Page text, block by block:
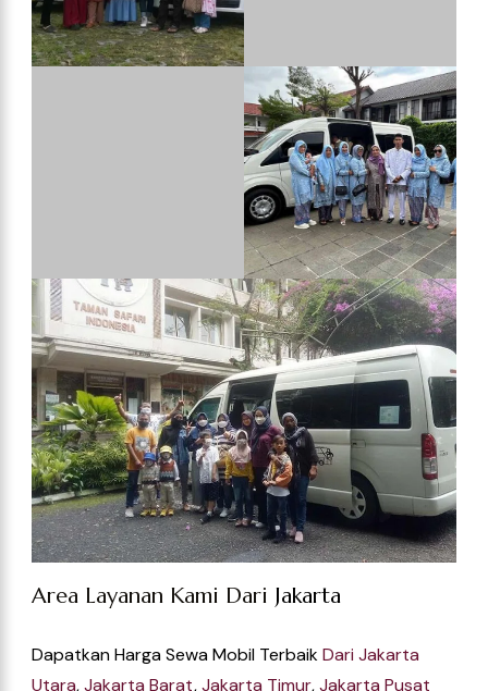
Area Layanan Kami DariJakarta
Dapatkan Harga Sewa Mobil Terbaik DariJakarta
Utara,Jakarta Barat,Jakarta Timur,Jakarta Pusat
Menjadi Jasa Transportasi Sewa Mobil Hiace